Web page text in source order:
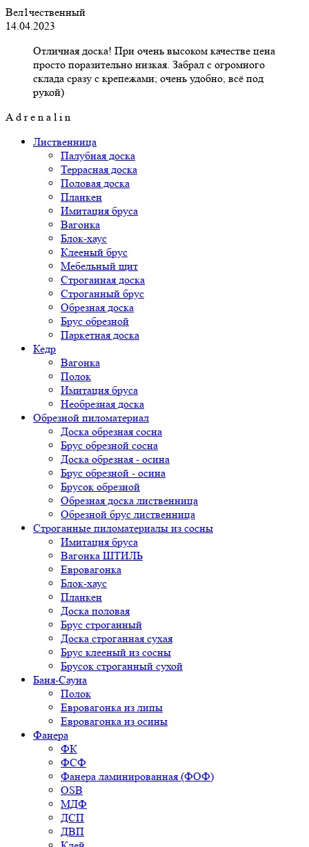
Вел1чественный
14.04.2023
Отличная доска! При очень высоком качестве цена
просто поразительно низкая. Забрал с огромного
склада сразу с крепежами; очень удобно, всё под
рукой)
A d r e n a l i n
Лиственница
Палубная доска
Террасная доска
Половая доска
Планкен
Имитация бруса
Вагонка
Блок-хаус
Клееный брус
Мебельный щит
Строганная доска
Строганный брус
Обрезная доска
Брус обрезной
Паркетная доска
Кедр
Вагонка
Полок
Имитация бруса
Необрезная доска
Обрезной пиломатериал
Доска обрезная сосна
Брус обрезной сосна
Доска обрезная - осина
Брус обрезной - осина
Брусок обрезной
Обрезная доска лиственница
Обрезной брус лиственница
Строганные пиломатериалы из сосны
Имитация бруса
Вагонка ШТИЛЬ
Евровагонка
Блок-хаус
Планкен
Доска половая
Брус строганный
Доска строганная сухая
Брус клееный из сосны
Брусок строганный сухой
Баня-Сауна
Полок
Евровагонка из липы
Евровагонка из осины
Фанера
ФК
ФСФ
Фанера ламинированная (ФОФ)
OSB
МДФ
ДСП
ДВП